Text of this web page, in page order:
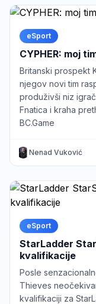
eSport
CYPHER: moj
Britanski prospekt
njegov novi tim
produživši niz
Fnatica i kraha
BC.Game
Nenad Vuković
eSport
StarLadder
kvalifikacije
Posle
Thieves
kvalifikaciji za